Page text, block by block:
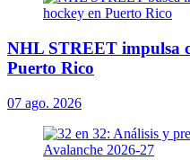
NHL STREET impulsa
Puerto Rico
07 ago. 2026